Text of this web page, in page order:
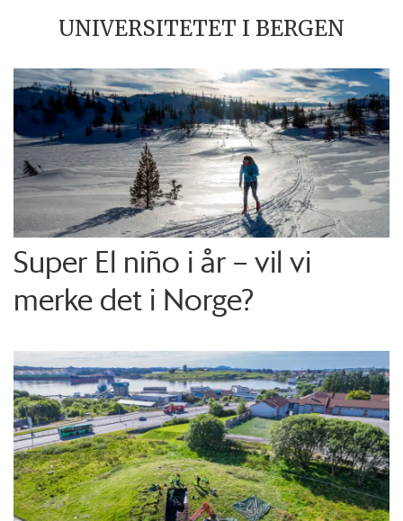
UNIVERSITETET I BERGEN
Super El niño i år – vil vi
merke det i Norge?